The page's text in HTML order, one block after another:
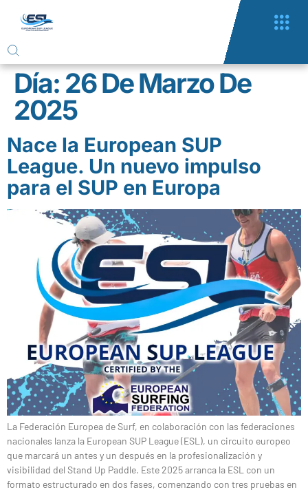
Día: 26 De Marzo De
2025
Nace la European SUP
League. Un nuevo impulso
para el SUP en Europa
La Federación Europea de Surf, en colaboración con las federaciones
nacionales lanza la European SUP League (ESL), un circuito europeo
que marcará un antes y un después en la profesionalización y
visibilidad del Stand Up Paddle. Este 2025 arranca la ESL con un
formato estructurado en dos fases, comenzando con tres pruebas en